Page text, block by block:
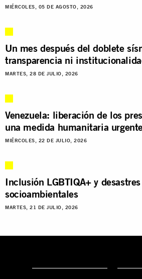
MIÉRCOLES, 05 DE AGOSTO, 2026
Un mes después del doblete
transparencia ni
MARTES, 28 DE JULIO, 2026
Venezuela: liberación de los
una medida humanitaria
MIÉRCOLES, 22 DE JULIO, 2026
Inclusión LGBTIQA+ y desastres
socioambientales
MARTES, 21 DE JULIO, 2026